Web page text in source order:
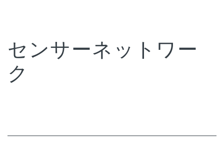
センサーネットワー
ク